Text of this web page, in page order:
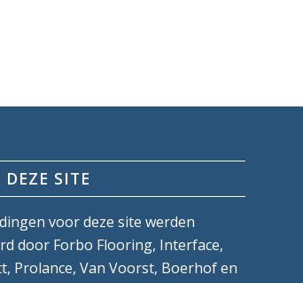
DEZE SITE
voor deze site werden
door Forbo Flooring, Interface,
Prolance, Van Voorst, Boerhof en